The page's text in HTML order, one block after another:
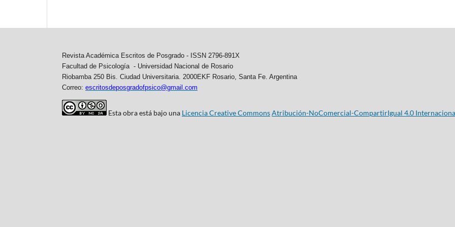
Revista Académica Escritos de Posgrado - ISSN 2796-891X
Facultad de Psicología - Universidad Nacional de Rosario
Riobamba 250 Bis. Ciudad Universitaria. 2000EKF Rosario, Santa Fe. Argentina
Correo: escritosdeposgradofpsico@gmail.com
Esta obra está bajo una Licencia Creative CommonsAtribución-NoComercial-CompartirIgual 4.0